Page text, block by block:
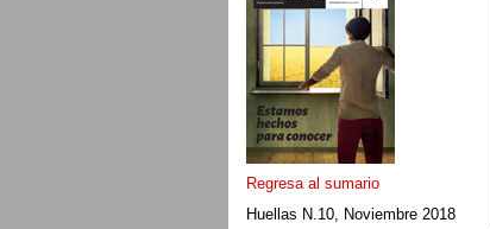
Regresa al sumario
Huellas N.10, Noviembre 2018